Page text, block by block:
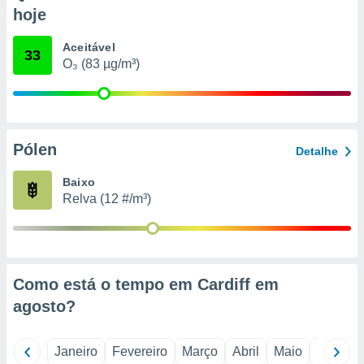
qual se
tal,
ou opor-
qualquer
o
num
hoje
33 Aceitável
O₃ (83 µg/m³)
Pólen Detalhe
Baixo
Relva (12 #/m³)
Como está o tempo em Cardiff em
agosto?
Janeiro Fevereiro Março Abril Maio Junho